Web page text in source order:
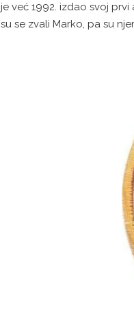
je već 1992. izdao svoj prvi
su se zvali Marko, pa su